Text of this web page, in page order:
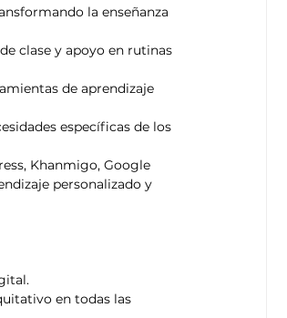
la enseñanza
clase y apoyo en rutinas
de aprendizaje
específicas de los
Khanmigo, Google
personalizado y
en todas las